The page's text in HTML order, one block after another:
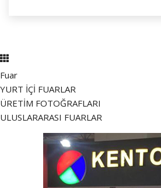
Fuar
YURT İÇİ FUARLAR
ÜRETİM FOTOĞRAFLARI
ULUSLARARASI FUARLAR